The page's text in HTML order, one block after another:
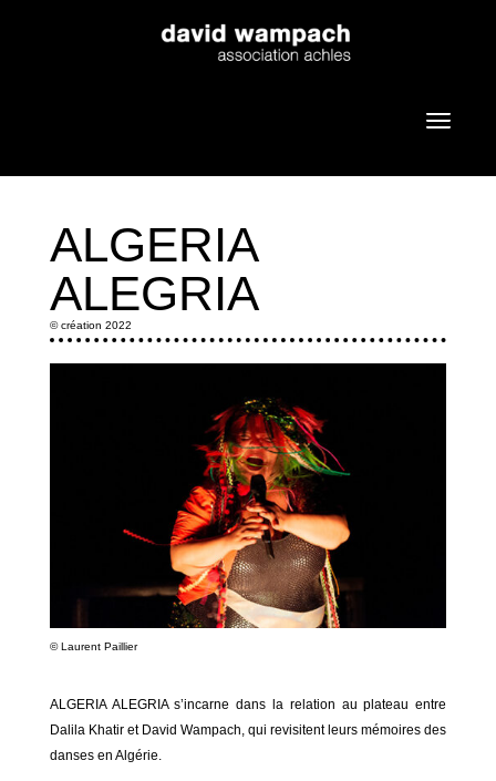
ALGERIA
ALEGRIA
© création 2022
©Laurent Paillier
ALGERIA ALEGRIA s’incarne dans la relation au plateau entre
Dalila Khatir et David Wampach, qui revisitent leurs mémoires des
danses en Algérie.